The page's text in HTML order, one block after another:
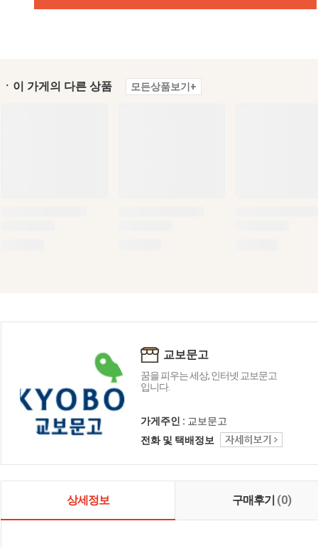
ㆍ이 가게의 다른 상품 모든상품보기+
교보문고
꿈을 피우는 세상, 인터넷 교보문고
입니다.
가게주인 : 교보문고
전화 및 택배정보
상세정보 구매후기 (0)